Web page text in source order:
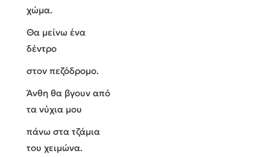
χώμα.
Θα μείνω ένα
δέντρο
στον πεζόδρομο.
Άνθη θα βγουν από
τα νύχια μου
πάνω στα τζάμια
του χειμώνα.